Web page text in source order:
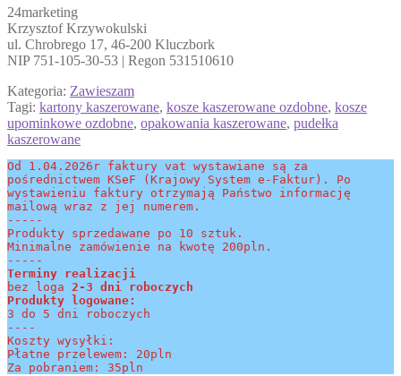
24marketing
Krzysztof Krzywokulski
ul. Chrobrego 17, 46-200 Kluczbork
NIP 751-105-30-53 | Regon 531510610
Kategoria: Zawieszam
Tagi: kartony kaszerowane, kosze kaszerowane ozdobne, kosze
upominkowe ozdobne, opakowania kaszerowane, pudełka
kaszerowane
Od 1.04.2026r faktury vat wystawiane są za
pośrednictwem KSeF (Krajowy System e-Faktur). Po
wystawieniu faktury otrzymają Państwo informację
mailową wraz z jej numerem.
-----
Produkty sprzedawane po 10 sztuk.
Minimalne zamówienie na kwotę 200pln.
-----
Terminy realizacji
bez loga 2-3 dni roboczych
Produkty logowane:
3 do 5 dni roboczych
----
Koszty wysyłki:
Płatne przelewem: 20pln
Za pobraniem: 35pln